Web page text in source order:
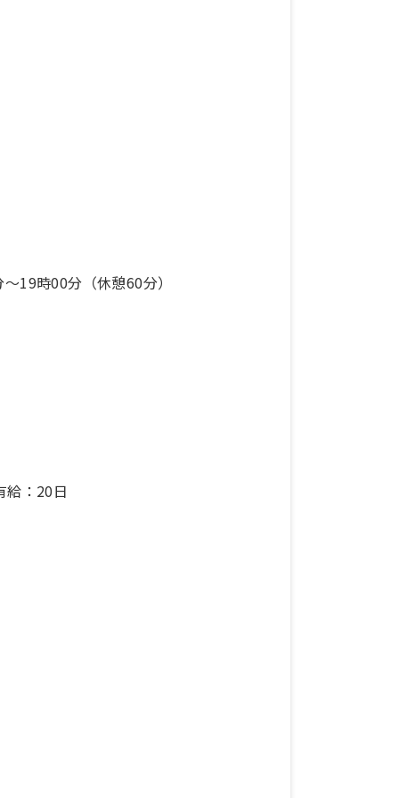
19時00分（休憩60分）
給：20日